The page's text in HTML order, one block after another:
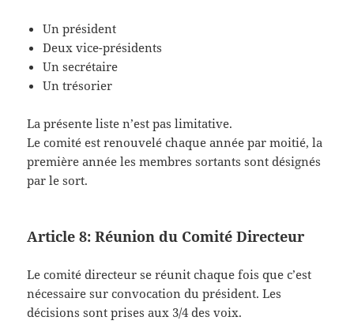
Un président
Deux vice-présidents
Un secrétaire
Un trésorier
La présente liste n’est pas limitative.
Le comité est renouvelé chaque année par moitié, la
première année les membres sortants sont désignés
par le sort.
Article 8: Réunion du Comité Directeur
Le comité directeur se réunit chaque fois que c’est
nécessaire sur convocation du président. Les
décisions sont prises aux 3/4 des voix.